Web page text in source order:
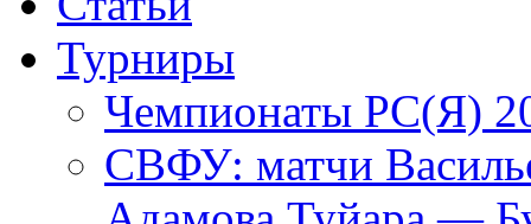
Турниры
Чемпионаты РС(Я)
СВФУ: матчи